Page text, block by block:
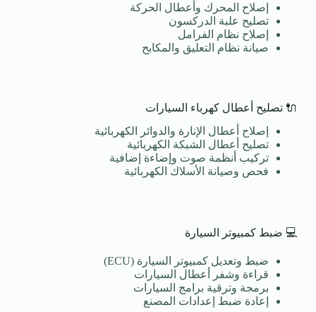
إصلاح المحرك وأعطال الحركة
تصليح علبة الدركسون
إصلاح نظام الفرامل
صيانة نظام التعليق والمكابح
🔌 تصليح أعطال كهرباء السيارات
إصلاح أعطال الإنارة والدوائر الكهربائية
تصليح أعطال الشبكة الكهربائية
تركيب أنظمة صوت وإضاءة إضافية
فحص وصيانة الأسلاك الكهربائية
💻 ضبط كمبيوتر السيارة
ضبط وتعديل كمبيوتر السيارة (ECU)
قراءة وشفر أعطال السيارات
برمجة وترقية برامج السيارات
إعادة ضبط إعدادات المصنع